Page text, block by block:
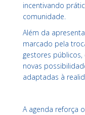
incentivando
comunidade.
Além da
marcado pela
gestores
novas
adaptadas à
A agenda reforça